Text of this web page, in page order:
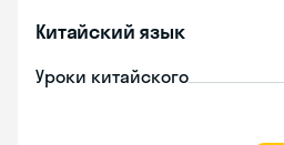
Китайский язык
Уроки китайского